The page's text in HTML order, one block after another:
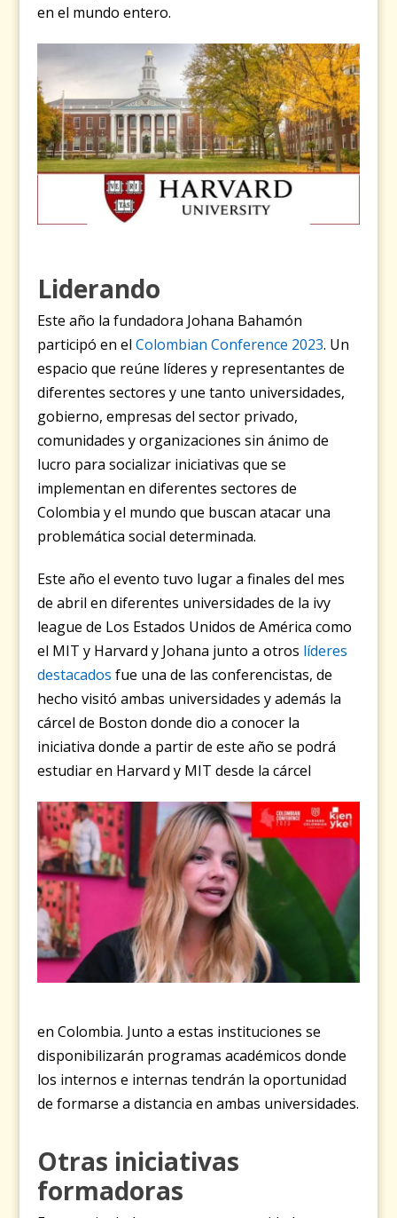
en el mundo entero.
Liderando
Este año la fundadora Johana Bahamón
participó en elColombian Conference 2023. Un
espacio que reúne líderes y representantes de
diferentes sectores y une tanto universidades,
gobierno, empresas del sector privado,
comunidades y organizaciones sin ánimo de
lucro para socializar iniciativas que se
implementan en diferentes sectores de
Colombia y el mundo que buscan atacar una
problemática social determinada.
Este año el evento tuvo lugar a finales del mes
de abril en diferentes universidades de la ivy
league de Los Estados Unidos de América como
el MIT y Harvard y Johana junto a otros líderes
destacados fue una de las conferencistas, de
hecho visitó ambas universidades y además la
cárcel de Boston donde dio a conocer la
iniciativa donde a partir de este añose podrá
estudiar en Harvard y MIT desde la cárcel
en Colombia. Junto a estas instituciones se
disponibilizarán programas académicos donde
los internos e internas tendrán la oportunidad
de formarse a distancia en ambas universidades.
Otras iniciativas
formadoras